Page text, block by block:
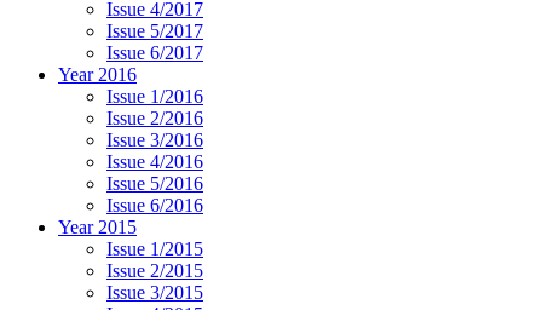
Issue 4/2017
Issue 5/2017
Issue 6/2017
Year 2016
Issue 1/2016
Issue 2/2016
Issue 3/2016
Issue 4/2016
Issue 5/2016
Issue 6/2016
Year 2015
Issue 1/2015
Issue 2/2015
Issue 3/2015